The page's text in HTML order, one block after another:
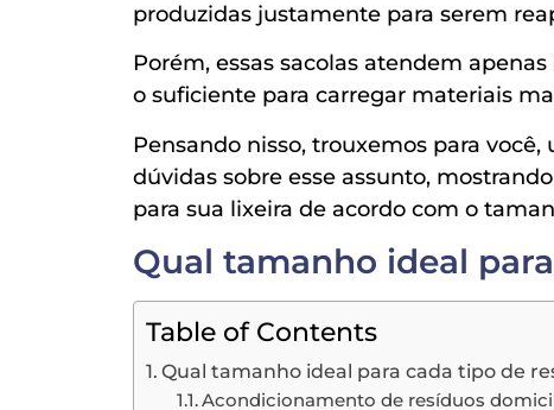
produzidas justamente para serem
Porém, essas sacolas atendem
o suficiente para carregar materiais
Pensando nisso, trouxemos para
dúvidas sobre esse assunto,
para sua lixeira de acordo com o
Qual tamanho ideal
Table of Contents
Qual tamanho ideal para cada tipo de
Acondicionamento de resíduos